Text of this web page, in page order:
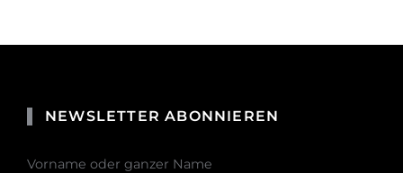
NEWSLETTER ABONNIEREN
Vorname oder ganzer Name